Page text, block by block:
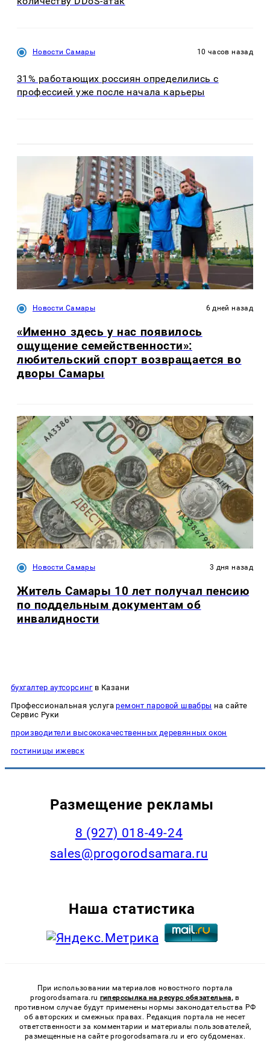
Новости Самары 10 часов назад
31% работающих россиян определились с
профессией уже после начала карьеры
Новости Самары 6 дней назад
«Именно здесь у нас появилось
ощущение семейственности»:
любительский спорт возвращается во
дворы Самары
Новости Самары 3 дня назад
Житель Самары 10 лет получал пенсию
по поддельным документам об
инвалидности
бухгалтер аутсорсингв Казани
Профессиональная услугаремонт паровой швабры на сайте
Сервис Руки
производители высококачественных деревянных окон
гостиницы ижевск
Размещение рекламы
8 (927) 018-49-24
sales@progorodsamara.ru
Наша статистика
При использовании материалов новостного портала
progorodsamara.ru гиперссылка на ресурс обязательна, в
противном случае будут применены нормы законодательства РФ
об авторских и смежных правах. Редакция портала не несет
ответственности за комментарии и материалы пользователей,
размещенные на сайте progorodsamara.ru и его субдоменах.